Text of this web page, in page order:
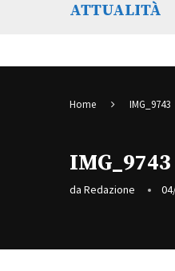
ATTUALITÀ
Home IMG_9743
IMG_9743
da Redazione